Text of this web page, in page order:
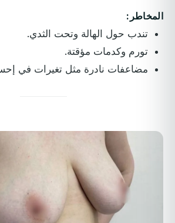
المخاطر:
تندب حول الهالة وتحت الثدي.
تورم وكدمات مؤقتة.
مضاعفات نادرة مثل تغيرات في